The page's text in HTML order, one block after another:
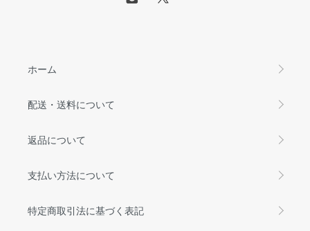
ホーム
配送・送料について
返品について
支払い方法について
特定商取引法に基づく表記